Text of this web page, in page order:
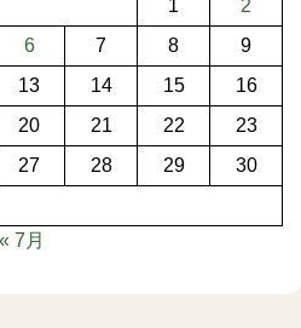
1
2
6 7 8
9
13 14 15
16
20 21 22
23
27 28 29
30
« 7月